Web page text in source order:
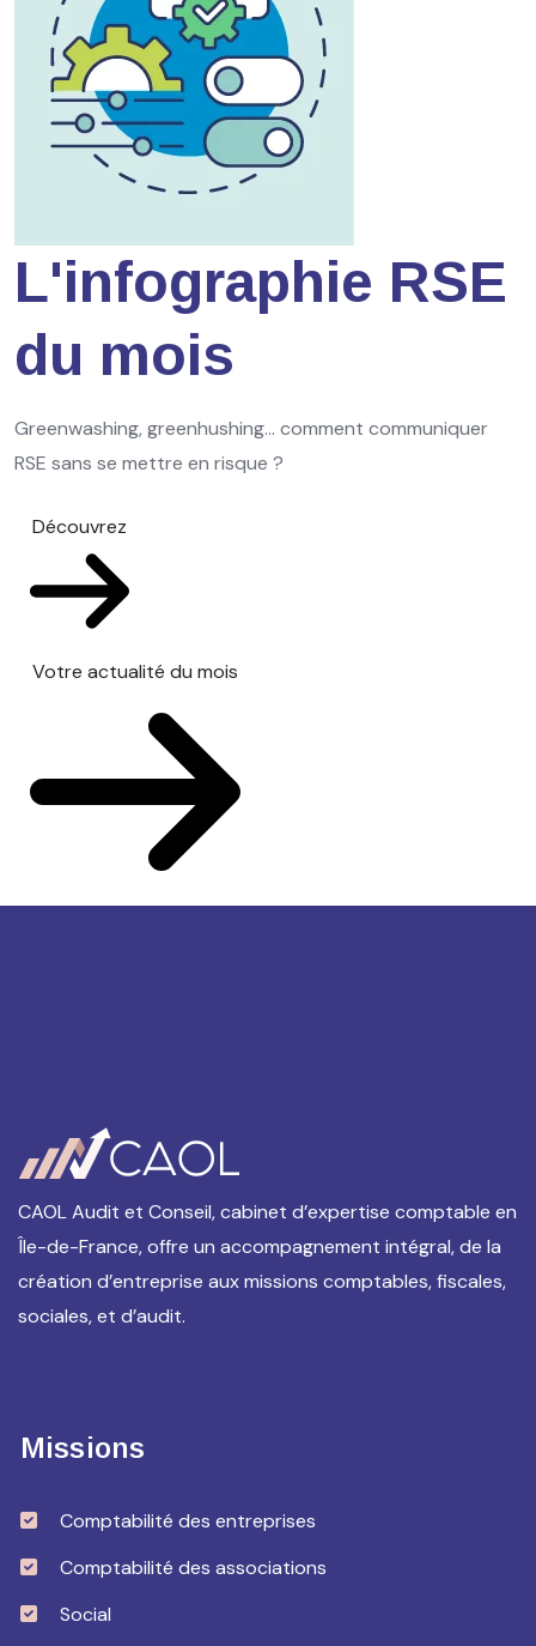
L'infographie RSE
du mois
Greenwashing, greenhushing… comment communiquer
RSE sans se mettre en risque ?
Découvrez
Votre actualité du mois
CAOL Audit et Conseil, cabinet d’expertise comptable en
Île-de-France, offre un accompagnement intégral, de la
création d’entreprise aux missions comptables, fiscales,
sociales, et d’audit.
Missions
Comptabilité des entreprises
Comptabilité des associations
Social